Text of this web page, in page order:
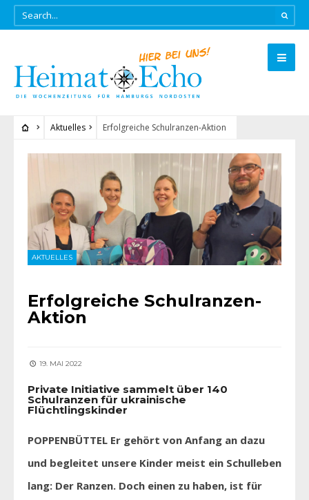
Aktuelles Erfolgreiche Schulranzen-Aktion
AKTUELLES
Erfolgreiche Schulranzen-
Aktion
19. MAI 2022
Private Initiative sammelt über 140
Schulranzen für ukrainische
Flüchtlingskinder
POPPENBÜTTEL Er gehört von Anfang an dazu
und begleitet unsere Kinder meist ein Schulleben
lang: Der Ranzen. Doch einen zu haben, ist für